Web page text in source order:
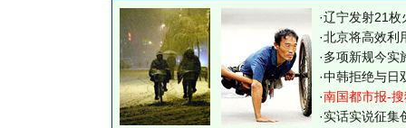
·辽宁发射21枚
·北京将高效利
·多项新规今实
·中韩拒绝与日
·南国都市报-
·实话实说征集